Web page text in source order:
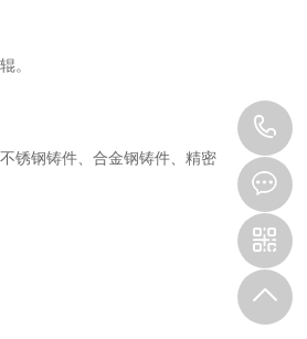
。
锈钢铸件、合金钢铸件、精密